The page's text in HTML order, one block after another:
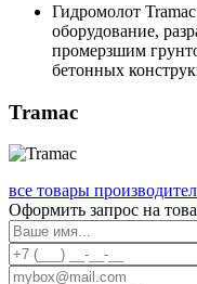
Гидромолот
оборудование,
промерзшим
бетонных
Tramac
все товары
Оформить запрос на